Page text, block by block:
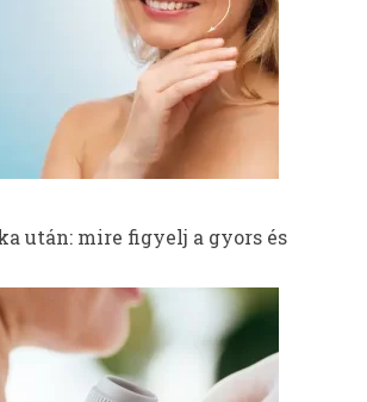
után: mire figyelj a gyors és